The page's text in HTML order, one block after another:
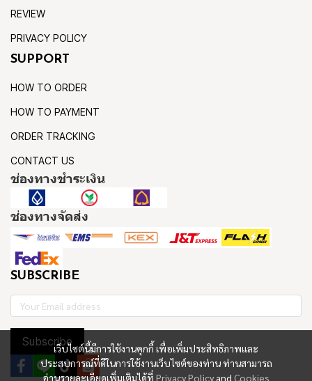
เว็บไซต์นี้มีการใช้งานคุกกี้ เพื่อเพิ่มประสิทธิภาพและ
ประสบการณ์ที่ดีในการใช้งานเว็บไซต์ของท่าน ท่านสามารถ
อ่านรายละเอียดเพิ่มเติมได้ที่ Privacy Policy and Cookies
REVIEW
PRIVACY POLICY
SUPPORT
HOW TO ORDER
HOW TO PAYMENT
ORDER TRACKING
CONTACT US
ช่องทางชำระเงิน
ช่องทางจัดส่ง
SUBSCRIBE
Subscribe